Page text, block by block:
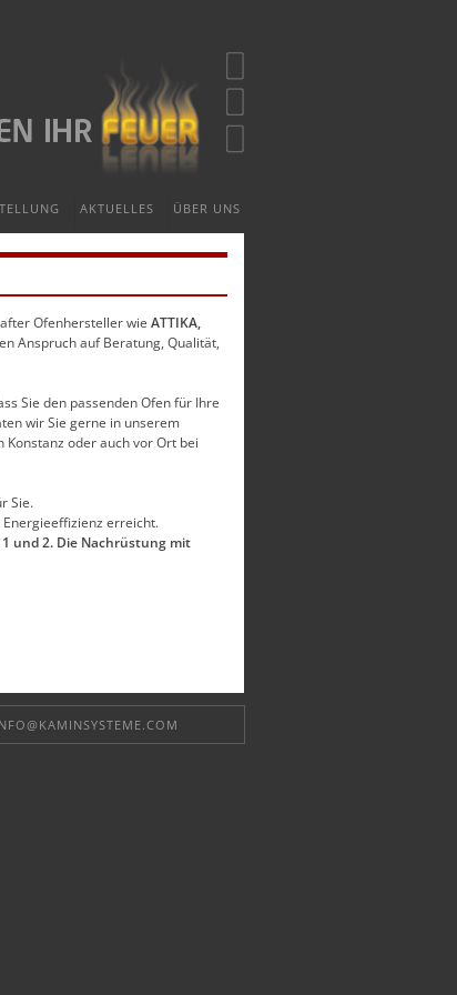
AKTUELLES ÜBER UNS
Ofenhersteller wie ATTIKA,
Anspruch auf Beratung, Qualität,
Sie den passenden Ofen für Ihre
wir Sie gerne in unserem
oder auch vor Ort bei
Sie.
erreicht.
und 2. Die Nachrüstung mit